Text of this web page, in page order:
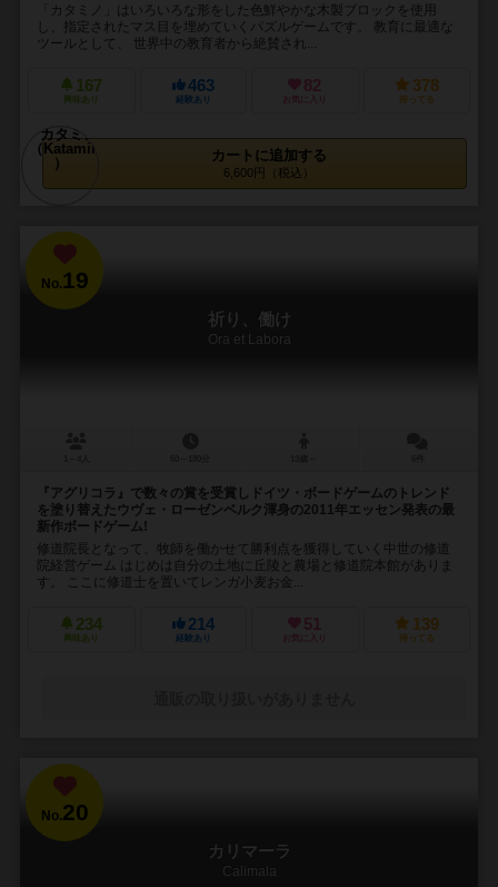
「カタミノ」はいろいろな形をした色鮮やかな木製ブロックを使用
し、指定されたマス目を埋めていくパズルゲームです。 教育に最適な
ツールとして、 世界中の教育者から絶賛され...
167
興味あり
463
経験あり
82
お気に入り
378
持ってる
カートに追加する
6,600円（税込）
No.19
祈り、働け
Ora et Labora
『アグリコラ』で数々の賞を受賞しドイツ・ボードゲームのトレンド
を塗り替えたウヴェ・ローゼンベルク渾身の2011年エッセン発表の最
新作ボードゲーム!
修道院長となって、牧師を働かせて勝利点を獲得していく中世の修道
院経営ゲーム はじめは自分の土地に丘陵と農場と修道院本館がありま
す。 ここに修道士を置いてレンガ小麦お金...
234
興味あり
214
経験あり
51
お気に入り
139
持ってる
No.20
カリマーラ
Calimala